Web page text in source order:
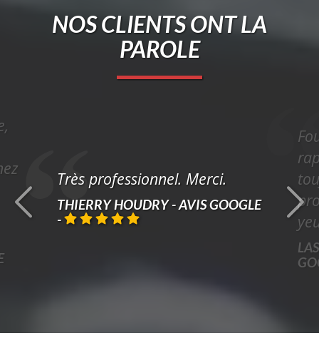
NOS CLIENTS ONT LA
PAROLE
Très professionnel. Merci.
THIERRY HOUDRY - AVIS GOOGLE
-